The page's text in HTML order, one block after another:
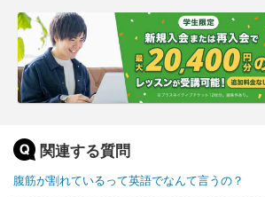
関連する質問
腹筋が割れているって英語でなんて言うの？